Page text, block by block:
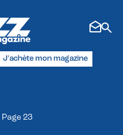
J'achète mon magazine
Page 23